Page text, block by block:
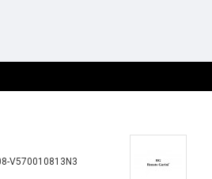
V570010813N3